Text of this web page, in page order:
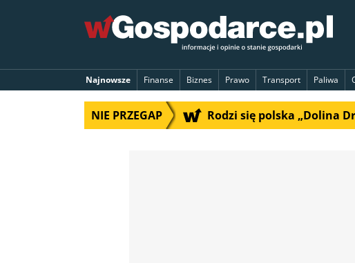
Najnowsze Finanse Biznes Prawo Transport Paliwa
NIE PRZEGAP Rodzi się polska „Dolina